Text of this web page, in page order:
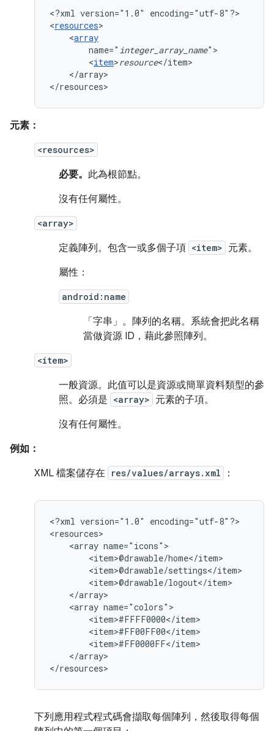
<?xml version="1.0"
encoding="utf-8"?>
<resources
<array
name=" integer_array_name
<item>resource
</array>
</resources>
元素：
<resources>
必要。 此為根節點。
沒有任何屬性。
<array>
定義陣列。包含一或多個子項 <item> 元素。
屬性：
android:name
「字串」。 陣列的名稱。系統會把此名稱
當做資源 ID，藉此參照陣列。
<item>
一般資源。此值可以是資源或簡單資料類型的參
照。必須是 <array> 元素的子項。
沒有任何屬性。
例如：
XML 檔案儲存在 res/values/arrays.xml ：
<?xml version="1.0"
encoding="utf-8"?>
<array
<array
</array>
</resources>
下列應用程式程式碼會擷取每個陣列，然後取得每個